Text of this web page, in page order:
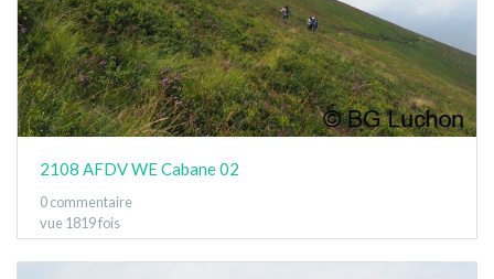
2108 AFDV WE Cabane 02
0 commentaire
vue 1819 fois